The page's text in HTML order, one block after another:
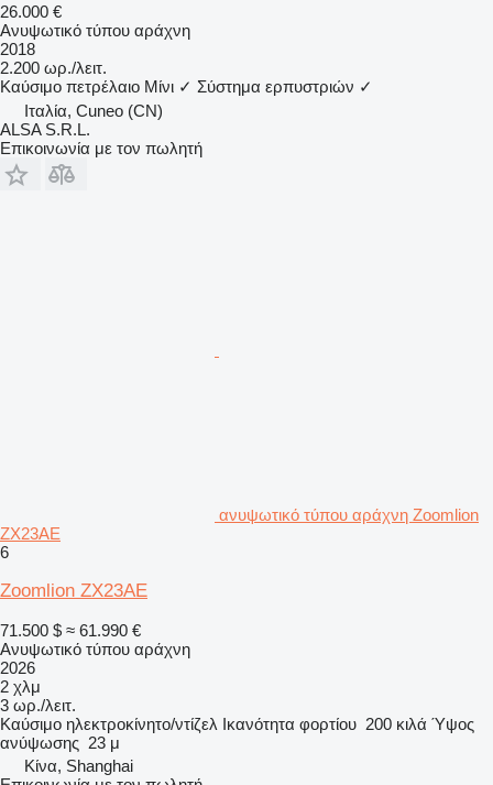
26.000 €
Ανυψωτικό τύπου αράχνη
2018
2.200 ωρ./λειτ.
Καύσιμο πετρέλαιο Μίνι ✓ Σύστημα ερπυστριών ✓
Ιταλία, Cuneo (CN)
ALSA S.R.L.
Επικοινωνία με τον πωλητή
ανυψωτικό τύπου αράχνη Zoomlion
ZX23AE
6
Zoomlion ZX23AE
71.500 $ ≈ 61.990 €
Ανυψωτικό τύπου αράχνη
2026
2 χλμ
3 ωρ./λειτ.
Καύσιμο ηλεκτροκίνητο/ντίζελ Ικανότητα φορτίου 200 κιλά Ύψος
ανύψωσης 23 μ
Κίνα, Shanghai